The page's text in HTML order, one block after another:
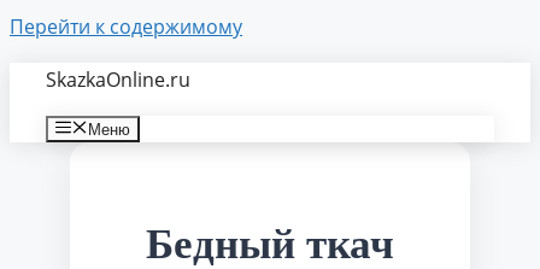
Перейти к содержимому
SkazkaOnline.ru
Меню
Бедный ткач